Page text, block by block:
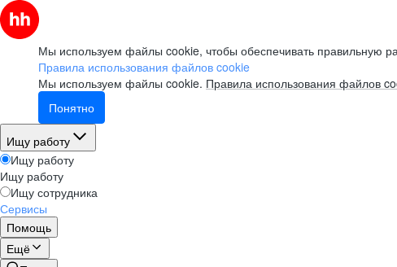
Мы используем файлы cookie, чтобы обеспечивать правильную
Правила использования файлов cookie
Мы используем файлы cookie. Правила использования файлов
Понятно
Ищу работу
Ищу работу
Ищу работу
Ищу сотрудника
Сервисы
Помощь
Ещё